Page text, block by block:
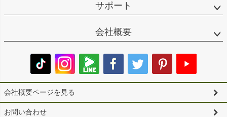
サポート
会社概要
会社概要ページを見る
お問い合わせ